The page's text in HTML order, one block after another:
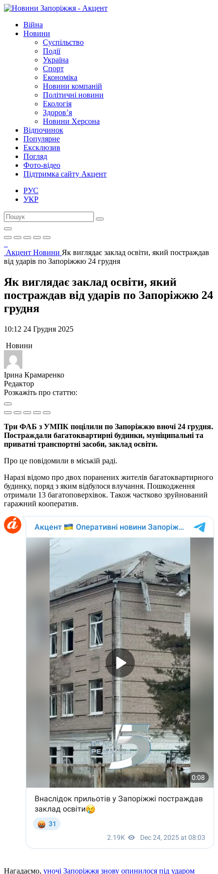
Війна
Новини
Суспільство
Події
Україна
Спорт
Економіка
Новини компаній
Політичні новини
Екологія
Здоров’я
Новини Херсона
Відпочинок
Популярне
Ексклюзив
Погляд
Фото-відео
Підтримка сайту Акцент
РУС
УКР
Акцент Новини Як виглядає заклад освіти, який постраждав
від ударів по Запоріжжю 24 грудня
Як виглядає заклад освіти, який
постраждав від ударів по Запоріжжю 24
грудня
10:12 24 Грудня 2025
Новини
Ірина Крамаренко
Редактор
Розкажіть про статтю:
Три ФАБ з УМПК поцілили по Запоріжжю вночі 24 грудня.
Постраждали багатоквартирні будинки, муніципальні та
приватні транспортні засоби, заклад освіти.
Про це повідомили в міській раді.
Наразі відомо про двох поранених жителів багатоквартирного
будинку, поряд з яким відбулося влучання. Пошкодження
отримали 13 багатоповерхівок. Також частково зруйнований
гаражний кооператив.
Нагадаємо, уночі Запоріжжя знову опинилося під ударом